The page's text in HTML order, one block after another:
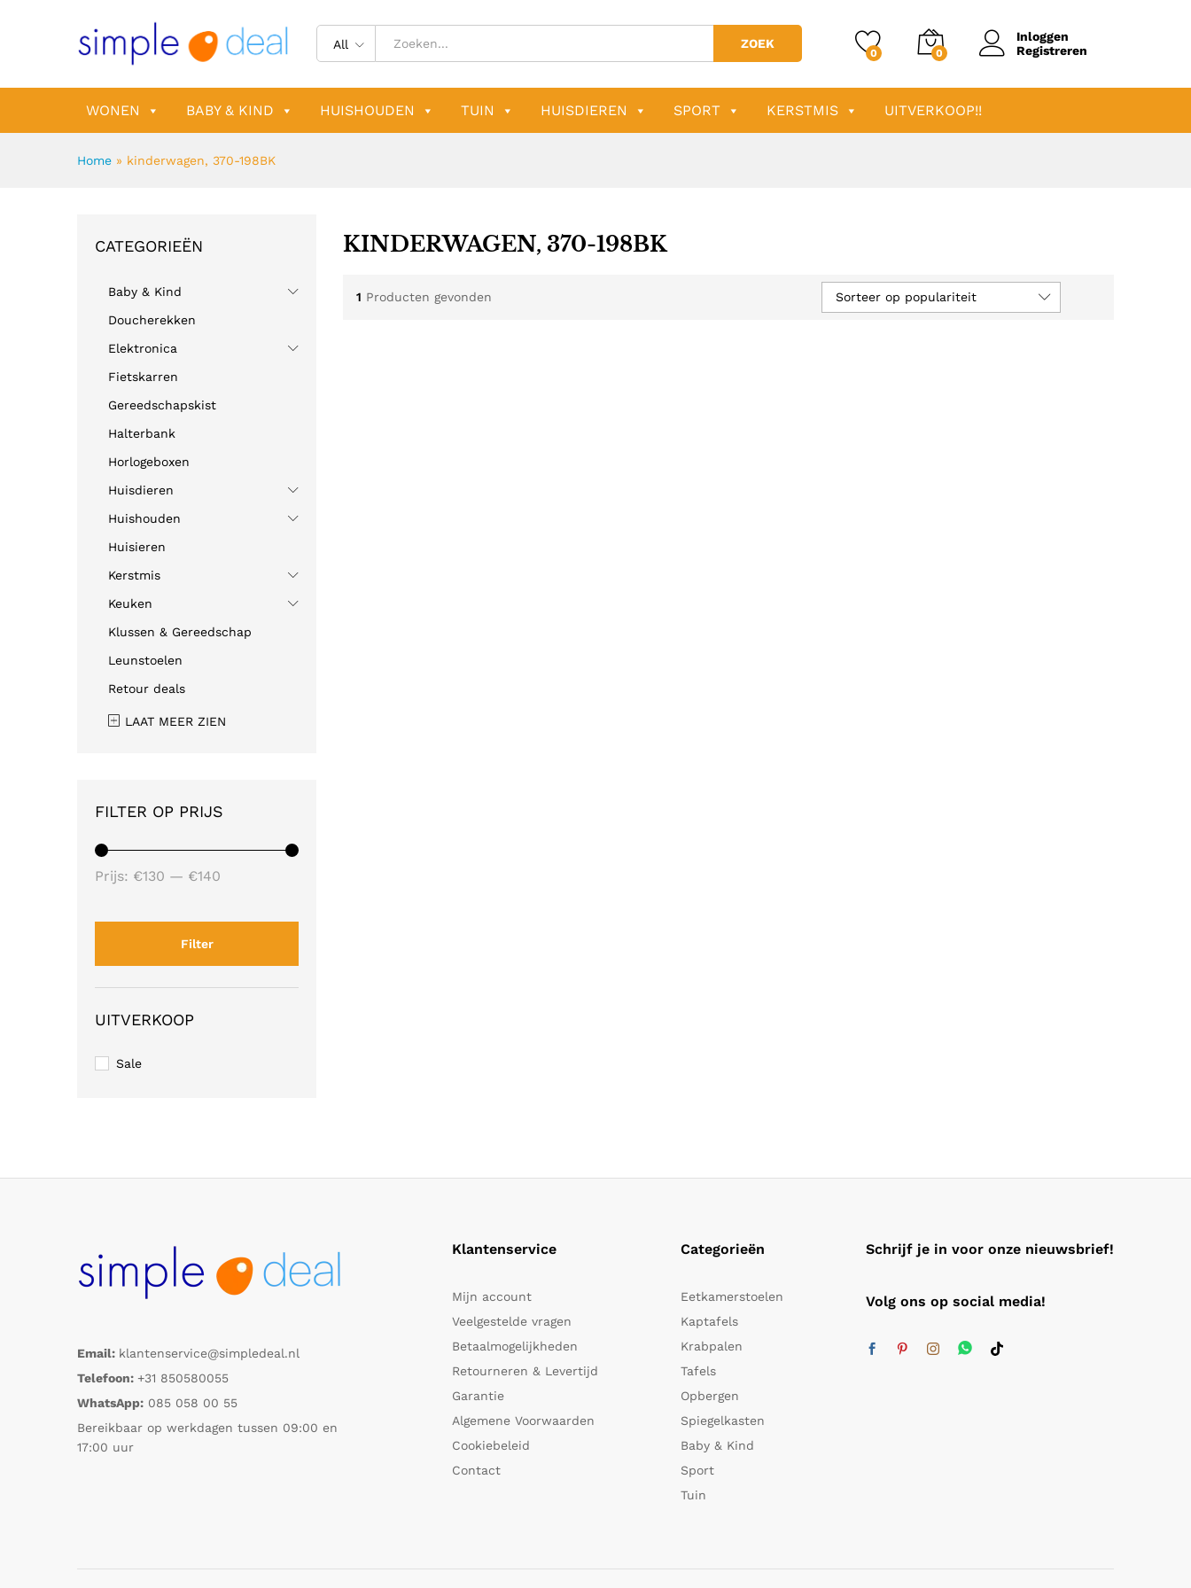
All ZOEK
0 0
Inloggen
Registreren
WONEN BABY & KIND HUISHOUDEN TUIN HUISDIEREN SPORT KERSTMIS UITVERKOOP!!
Home » kinderwagen, 370-198BK
KINDERWAGEN, 370-198BK
1 Producten gevonden Sorteer op populariteit
CATEGORIEËN
Baby & Kind
Doucherekken
Elektronica
Fietskarren
Gereedschapskist
Halterbank
Horlogeboxen
Huisdieren
Huishouden
Huisieren
Kerstmis
Keuken
Klussen & Gereedschap
Leunstoelen
Retour deals
LAAT MEER ZIEN
FILTER OP PRIJS
Filter
Prijs: €130 — €140
UITVERKOOP
Sale
Email: klantenservice@simpledeal.nl
Telefoon: +31 850580055
WhatsApp: 085 058 00 55
Bereikbaar op werkdagen tussen 09:00 en
17:00 uur
Klantenservice
Mijn account
Veelgestelde vragen
Betaalmogelijkheden
Retourneren & Levertijd
Garantie
Algemene Voorwaarden
Cookiebeleid
Contact
Categorieën
Eetkamerstoelen
Kaptafels
Krabpalen
Tafels
Opbergen
Spiegelkasten
Baby & Kind
Sport
Tuin
Schrijf je in voor onze nieuwsbrief!
Volg ons op social media!